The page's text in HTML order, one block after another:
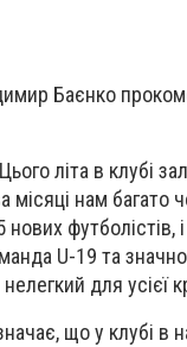
Баєнко
літа в клубі
місяці нам багато
футболістів,
U-19 та
для усієї
що у клубі в